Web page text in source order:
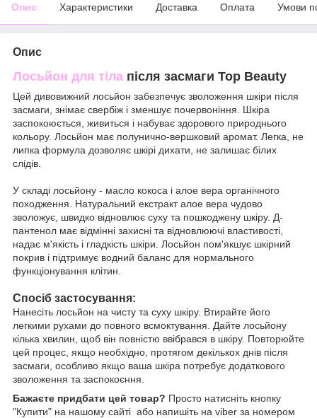
Опис Характеристики Доставка Оплата Умови
Опис
Лосьйон для тіла після засмаги Top Beauty
Цей дивовижний лосьйон забезпечує зволоження шкіри після
засмаги, знімає свербіж і зменшує почервоніння. Шкіра
заспокоюється, живиться і набуває здорового природнього
кольору. Лосьйон має полунично-вершковий аромат. Легка, не
липка формула дозволяє шкірі дихати, не залишає білих
слідів.
У складі лосьйону - масло кокоса і алое вера органічного
походження. Натуральний екстракт алое вера чудово
зволожує, швидко відновлює суху та пошкоджену шкіру. Д-
пантенол має відмінні захисні та відновлюючі властивості,
надає м'якість і гладкість шкіри. Лосьйон пом'якшує шкірний
покрив і підтримує водний баланс для нормального
функціонування клітин.
Спосіб застосування:
Нанесіть лосьйон на чисту та суху шкіру. Втирайте його
легкими рухами до повного всмоктування. Дайте лосьйону
кілька хвилин, щоб він повністю ввібрався в шкіру. Повторюйте
цей процес, якщо необхідно, протягом декількох днів після
засмаги, особливо якщо ваша шкіра потребує додаткового
зволоження та заспокоєння.
Бажаєте придбати цей товар? Просто натисніть кнопку
"Купити" на нашому сайті або напишіть на viber за номером